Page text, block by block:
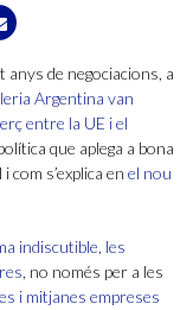
de negociacions, a
Argentina van
entre la UE i el
que aplega a bona
com s’explica en el nou
indiscutible, les
, no només per a les
i mitjanes empreses